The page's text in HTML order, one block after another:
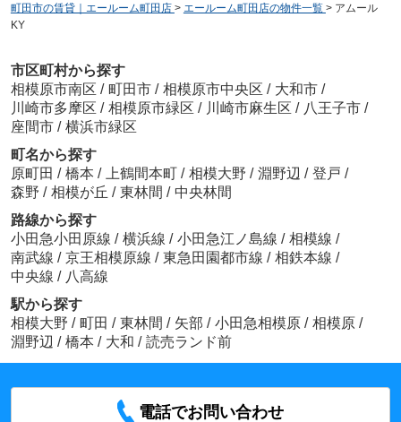
町田市の賃貸｜エールーム町田店 > エールーム町田店の物件一覧 > アムール
KY
市区町村から探す
相模原市南区 / 町田市 / 相模原市中央区 / 大和市 /
川崎市多摩区 / 相模原市緑区 / 川崎市麻生区 / 八王子市 /
座間市 / 横浜市緑区
町名から探す
原町田 / 橋本 / 上鶴間本町 / 相模大野 / 淵野辺 / 登戸 /
森野 / 相模が丘 / 東林間 / 中央林間
路線から探す
小田急小田原線 / 横浜線 / 小田急江ノ島線 / 相模線 /
南武線 / 京王相模原線 / 東急田園都市線 / 相鉄本線 /
中央線 / 八高線
駅から探す
相模大野 / 町田 / 東林間 / 矢部 / 小田急相模原 / 相模原 /
淵野辺 / 橋本 / 大和 / 読売ランド前
電話でお問い合わせ